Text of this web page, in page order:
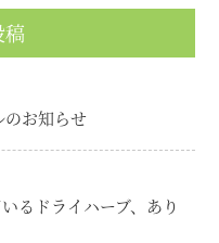
のお知らせ
るドライハーブ、あり